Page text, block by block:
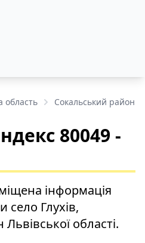
область Сокальський район
80049 -
інформація
село Глухів,
області.